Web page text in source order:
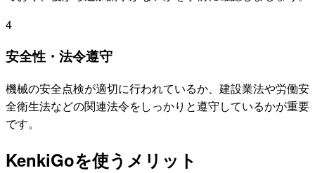
4
安全性・法令遵守
機械の安全点検が適切に行われているか、建設業法や労働安
全衛生法などの関連法令をしっかりと遵守しているかが重要
です。
KenkiGoを使うメリット